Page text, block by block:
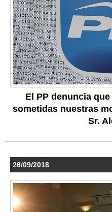
El PP denuncia
sometidas nuestras
Sr.
26/09/2018